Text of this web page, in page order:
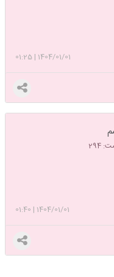
1404/01/01
|
01:25
294
1404/01/01
|
01:40